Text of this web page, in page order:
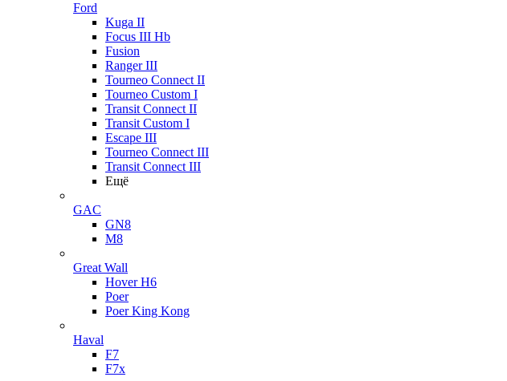
Ford
Kuga II
Focus III Hb
Fusion
Ranger III
Tourneo Connect II
Tourneo Custom I
Transit Connect II
Transit Custom I
Escape III
Tourneo Connect III
Transit Connect III
Ещё
GAC
GN8
M8
Great Wall
Hover H6
Poer
Poer King Kong
Haval
F7
F7x